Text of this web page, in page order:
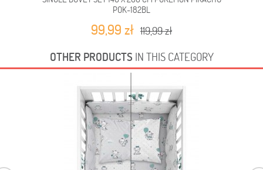
POK-182BL
99,99 zł 119,99 zł
OTHER PRODUCTS IN THIS CATEGORY